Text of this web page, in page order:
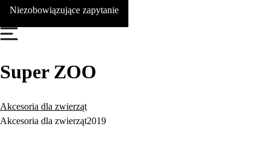
Niezobowiązujące zapytanie
Super ZOO
Akcesoria dla zwierząt
Akcesoria dla zwierząt2019